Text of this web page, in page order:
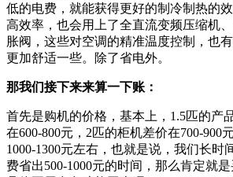
低的电费，就能获得更好的制冷制热的
高效率，也会用上了全直流变频压缩机
胀阀，这些对空调的精准温度控制，也
更加舒适一些。除了省电外。
那我们接下来来算一下账：
首先是购机的价格，基本上，1.5匹的产
在600-800元，2匹的柜机差价在700-900
1000-1300元左右，也就是说，我们长时
费省出500-1000元的时间，那么肯定就